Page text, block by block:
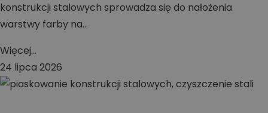
konstrukcji stalowych sprowadza się do nałożenia
warstwy farby na...
Więcej...
24 lipca 2026